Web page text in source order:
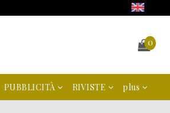
0
PUBBLICITÀ RIVISTE plus